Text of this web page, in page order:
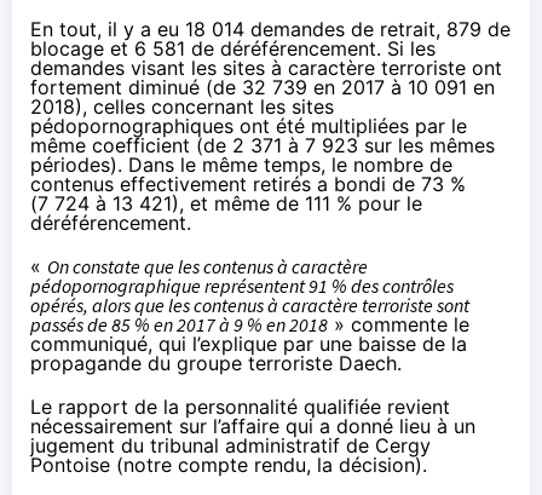
En tout, il y a eu 18 014 demandes de retrait, 879 de
blocage et 6 581 de déréférencement. Si les
demandes visant les sites à caractère terroriste ont
fortement diminué (de 32 739 en 2017 à 10 091 en
2018), celles concernant les sites
pédopornographiques ont été multipliées par le
même coefficient (de 2 371 à 7 923 sur les mêmes
périodes). Dans le même temps, le nombre de
contenus effectivement retirés a bondi de 73 %
(7 724 à 13 421), et même de 111 % pour le
déréférencement.
« On constate que les contenus à caractère
pédopornographique représentent 91 % des contrôles
opérés, alors que les contenus à caractère terroriste sont
passés de 85 % en 2017 à 9 % en 2018 » commente le
communiqué, qui l’explique par une baisse de la
propagande du groupe terroriste Daech.
Le rapport de la personnalité qualifiée revient
nécessairement sur l’affaire qui a donné lieu à un
jugement du tribunal administratif de Cergy
Pontoise (notre compte rendu, la décision).